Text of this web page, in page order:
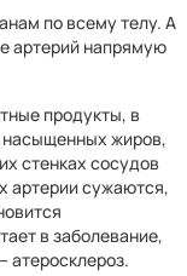
по всему телу. А
артерий напрямую
продукты, в
насыщенных жиров,
стенках сосудов
артерии сужаются,
в заболевание,
атеросклероз.